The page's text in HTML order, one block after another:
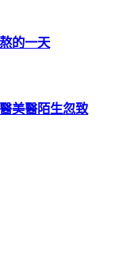
的一天
美醫陌生忽致